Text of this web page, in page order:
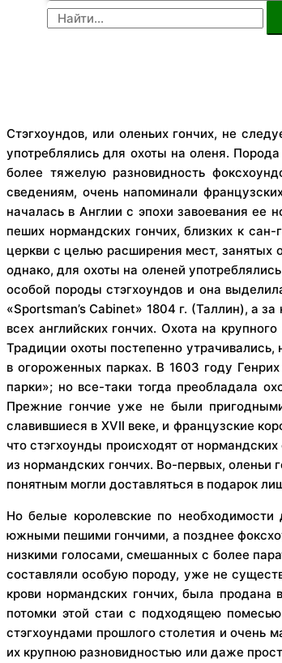
Стэгхоундов, или оленьих гончих, не
употреблялись для охоты на оленя.
более тяжелую разновидность
сведениям, очень напоминали
началась в Англии с эпохи завоевания
пеших нормандских гончих, близких к
церкви с целью расширения мест, занятых
однако, для охоты на оленей
особой породы стэгхоундов и она
«Sportsman’s Cabinet» 1804 г. (Таллин), а
всех английских гончих. Охота на
Традиции охоты постепенно
в огороженных парках. В 1603 году
парки»; но все-таки тогда преобладала
Прежние гончие уже не были
славившиеся в XVII веке, и французские
что стэгхоунды происходят от
из нормандских гончих. Во-первых,
понятным могли доставляться в подарок
Но белые королевские по
южными пешими гончими, а позднее
низкими голосами, смешанных с более
составляли особую породу, уже не
крови нормандских гончих, была
потомки этой стаи с подходящею
стэгхоундами прошлого столетия и очень
их крупною разновидностью или даже